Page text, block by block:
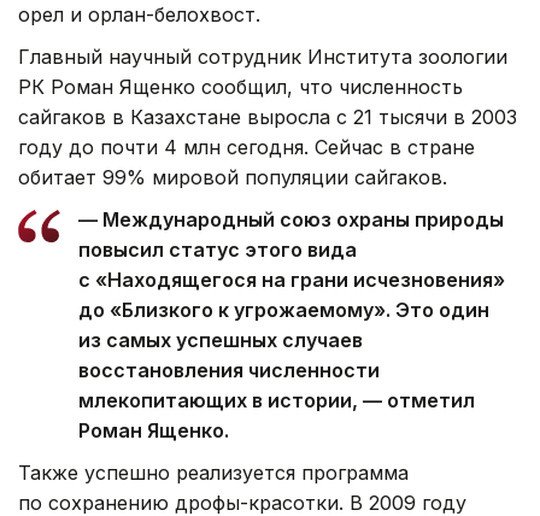
орел и орлан-белохвост.
Главный научный сотрудник Института зоологии
РК Роман Ященко сообщил, что численность
сайгаков в Казахстане выросла с 21 тысячи в 2003
году до почти 4 млн сегодня. Сейчас в стране
обитает 99% мировой популяции сайгаков.
— Международный союз охраны природы
повысил статус этого вида
с «Находящегося на грани исчезновения»
до «Близкого к угрожаемому». Это один
из самых успешных случаев
восстановления численности
млекопитающих в истории, — отметил
Роман Ященко.
Также успешно реализуется программа
по сохранению дрофы-красотки. В 2009 году